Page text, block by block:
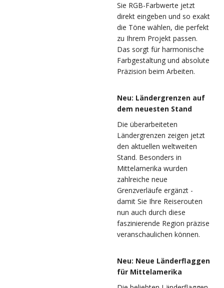
Sie RGB-Farbwerte jetzt
direkt eingeben und so exakt
die Töne wählen, die perfekt
zu Ihrem Projekt passen.
Das sorgt für harmonische
Farbgestaltung und absolute
Präzision beim Arbeiten.
Neu: Ländergrenzen auf
dem neuesten Stand
Die überarbeiteten
Ländergrenzen zeigen jetzt
den aktuellen weltweiten
Stand. Besonders in
Mittelamerika wurden
zahlreiche neue
Grenzverläufe ergänzt -
damit Sie Ihre Reiserouten
nun auch durch diese
faszinierende Region präzise
veranschaulichen können.
Neu: Neue Länderflaggen
für Mittelamerika